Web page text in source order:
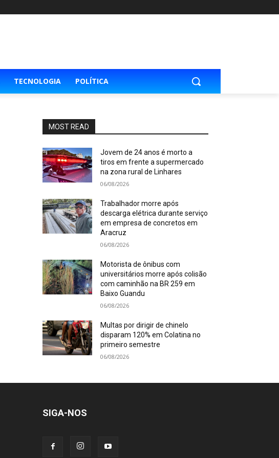
TECNOLOGIA POLÍTICA
MOST READ
Jovem de 24 anos é morto a
tiros em frente a supermercado
na zona rural de Linhares
06/08/2026
Trabalhador morre após
descarga elétrica durante serviço
em empresa de concretos em
Aracruz
06/08/2026
Motorista de ônibus com
universitários morre após colisão
com caminhão na BR 259 em
Baixo Guandu
06/08/2026
Multas por dirigir de chinelo
disparam 120% em Colatina no
primeiro semestre
06/08/2026
SIGA-NOS